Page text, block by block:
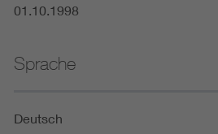
01.10.1998
Sprache
Deutsch